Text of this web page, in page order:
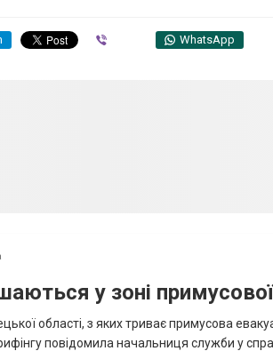
WhatsApp
у зоні
області, з яких триває примусова
повідомила начальниця служби у